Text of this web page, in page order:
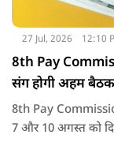
27 Jul, 2026 12:10
8th Pay
संग होगी अहम
8th Pay
7 और 10 अगस्त को